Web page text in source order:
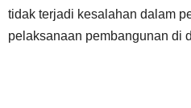
tidak terjadi kesalahan dalam
pelaksanaan pembangunan di